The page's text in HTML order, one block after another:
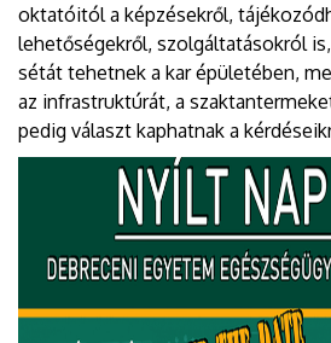
oktatóitól a képzésekről,
lehetőségekről, szolgáltatásokról
sétát tehetnek a kar épületében,
az infrastruktúrát, a
pedig választ kaphatnak a